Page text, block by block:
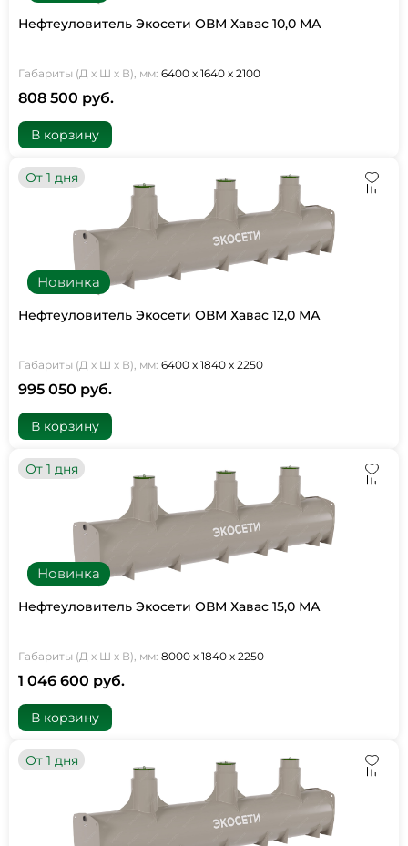
Нефтеуловитель Экосети ОВМ Хавас 10,0 МА
Габариты (Д х Ш х В), мм: 6400 х 1640 х 2100
808 500 руб.
В корзину
Новинка
От 1 дня
Нефтеуловитель Экосети ОВМ Хавас 12,0 МА
Габариты (Д х Ш х В), мм: 6400 х 1840 х 2250
995 050 руб.
В корзину
Новинка
От 1 дня
Нефтеуловитель Экосети ОВМ Хавас 15,0 МА
Габариты (Д х Ш х В), мм: 8000 х 1840 х 2250
1 046 600 руб.
В корзину
От 1 дня